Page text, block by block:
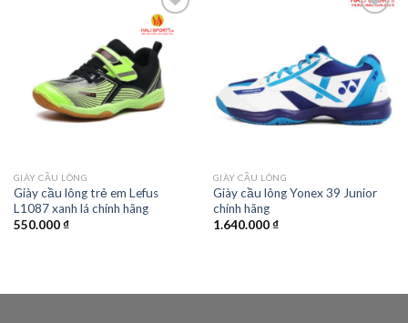
Add to
wishlist
GIÀY CẦU LÔNG
Giày cầu lông trẻ em Lefus
L1087 xanh lá chính hãng
550.000₫
GIÀY CẦU LÔNG
Giày cầu lông Yonex 39 Junior
chính hãng
1.640.000₫